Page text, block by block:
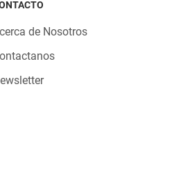
de Nosotros